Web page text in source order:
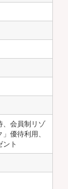
、会員制リゾ
優待利用、
ント